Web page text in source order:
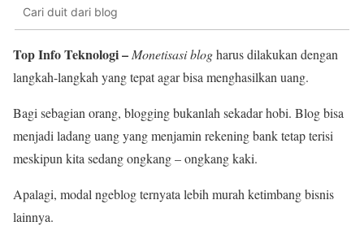
Cari duit dari blog
Top Info Teknologi – Monetisasi blogharus dilakukan dengan
langkah-langkah yang tepat agar bisa menghasilkan uang.
Bagi sebagian orang, blogging bukanlah sekadar hobi. Blog bisa
menjadi ladang uang yang menjamin rekening bank tetap terisi
meskipun kita sedang ongkang – ongkang kaki.
Apalagi, modal ngeblog ternyata lebih murah ketimbang bisnis
lainnya.